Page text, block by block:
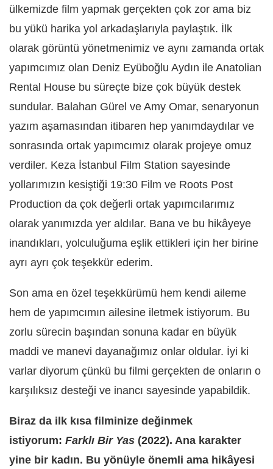
ülkemizde film yapmak gerçekten çok zor ama biz
bu yükü harika yol arkadaşlarıyla paylaştık. İlk
olarak görüntü yönetmenimiz ve aynı zamanda ortak
yapımcımız olan Deniz Eyüboğlu Aydın ile Anatolian
Rental House bu süreçte bize çok büyük destek
sundular. Balahan Gürel ve Amy Omar, senaryonun
yazım aşamasından itibaren hep yanımdaydılar ve
sonrasında ortak yapımcımız olarak projeye omuz
verdiler. Keza İstanbul Film Station sayesinde
yollarımızın kesiştiği 19:30 Film ve Roots Post
Production da çok değerli ortak yapımcılarımız
olarak yanımızda yer aldılar. Bana ve bu hikâyeye
inandıkları, yolculuğuma eşlik ettikleri için her birine
ayrı ayrı çok teşekkür ederim.
Son ama en özel teşekkürümü hem kendi aileme
hem de yapımcımın ailesine iletmek istiyorum. Bu
zorlu sürecin başından sonuna kadar en büyük
maddi ve manevi dayanağımız onlar oldular. İyi ki
varlar diyorum çünkü bu filmi gerçekten de onların o
karşılıksız desteği ve inancı sayesinde yapabildik.
Biraz da ilk kısa filminize değinmek
istiyorum: Farklı Bir Yas (2022). Ana karakter
yine bir kadın. Bu yönüyle önemli ama hikâyesi